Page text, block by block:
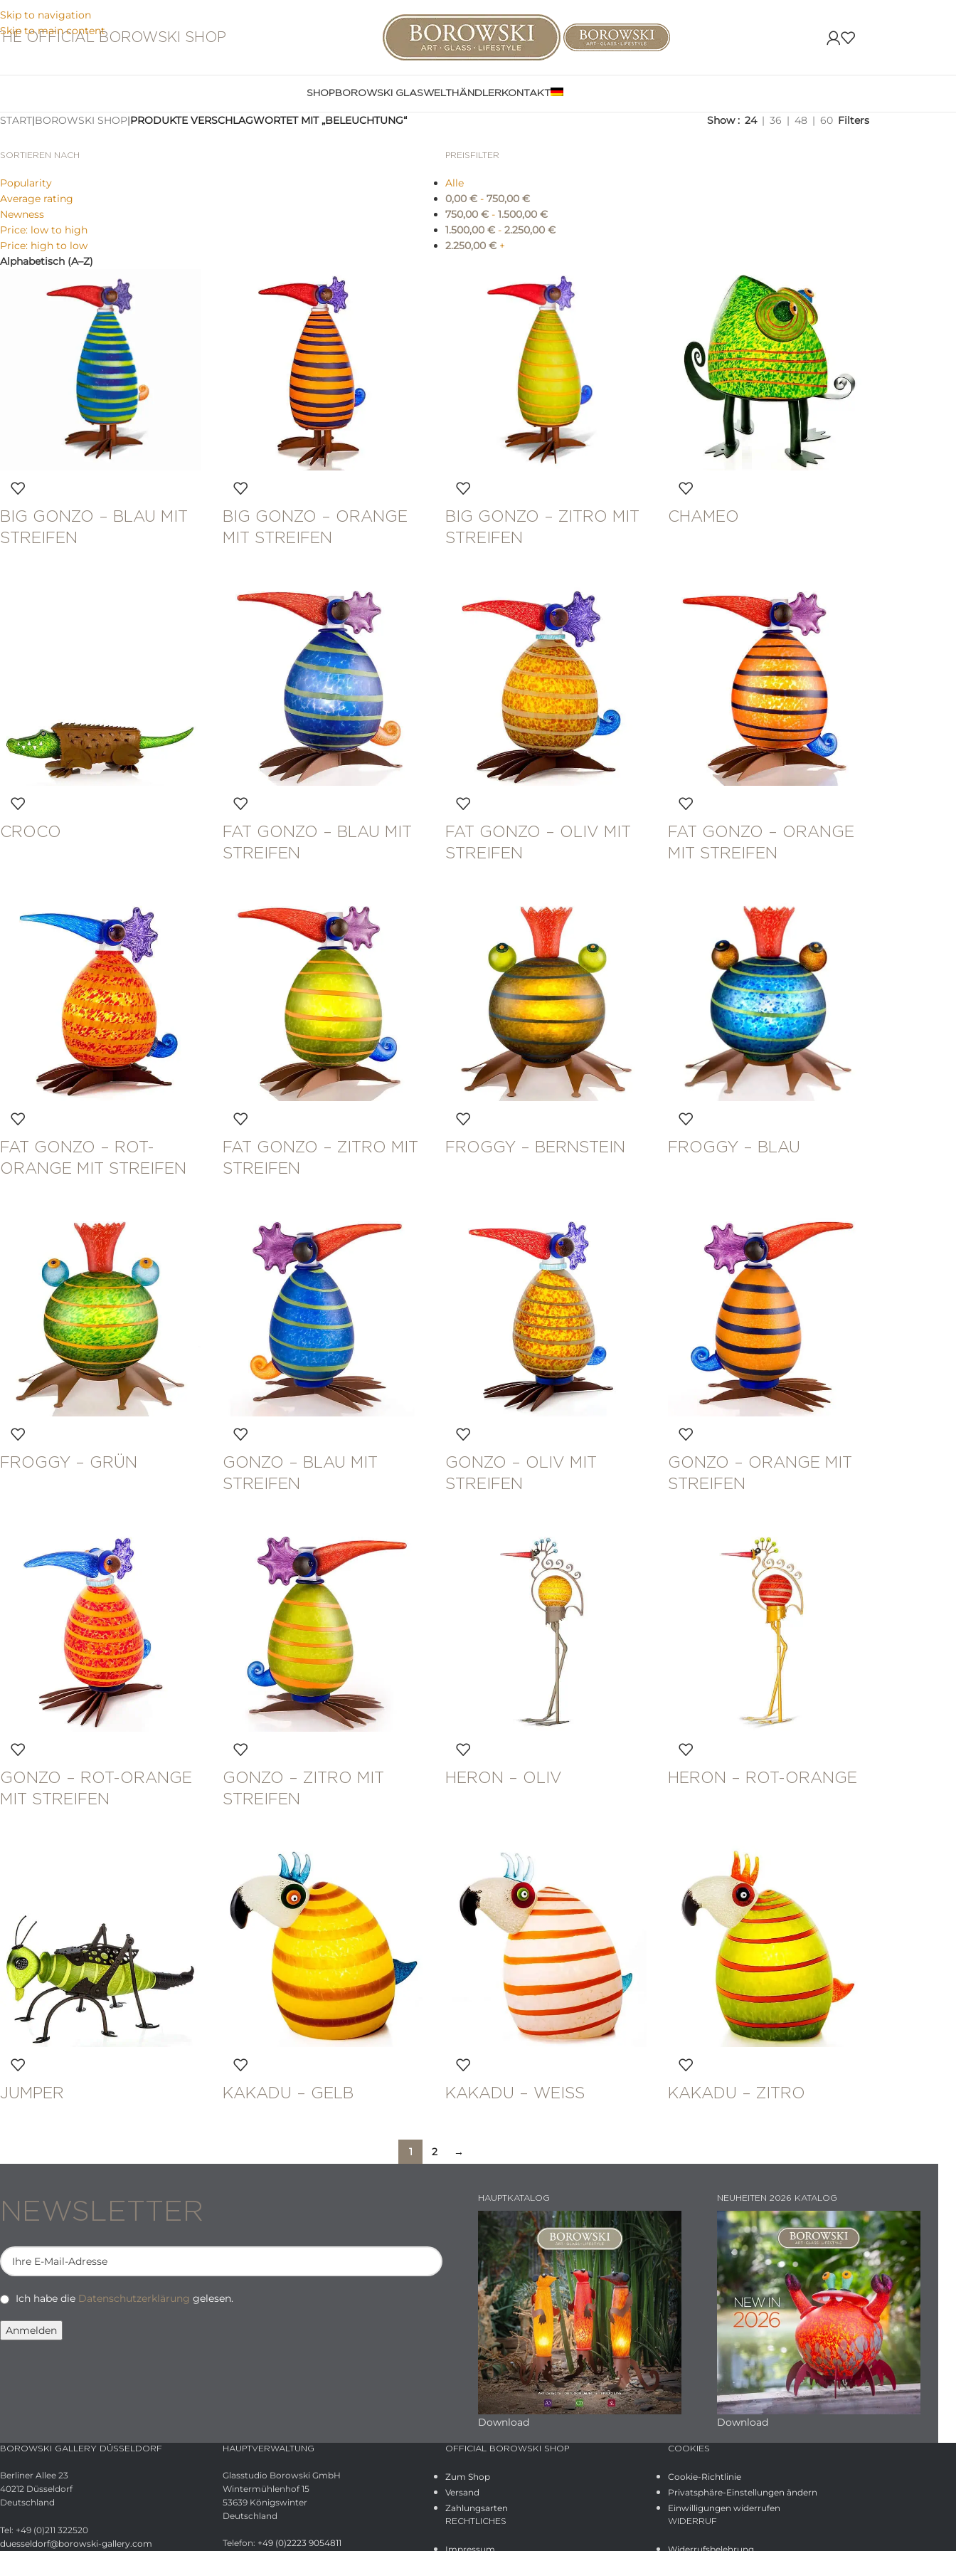
Skip to navigation
Skip to main content
OFFICIAL BOROWSKI SHOP
SHOPBOROWSKI GLASWELTHÄNDLERKONTAKT
START|BOROWSKI SHOP|PRODUKTE VERSCHLAGWORTET MIT „BELEUCHTUNG“ Show 24 36 48 60 Filters
SORTIEREN NACH
Popularity
Average rating
Newness
Price: low to high
Price: high to low
Alphabetisch (A–Z)
PREISFILTER
Alle
0,00 € - 750,00 €
750,00 € - 1.500,00 €
1.500,00 € - 2.250,00 €
2.250,00 € +
BIG GONZO – BLAU MIT
STREIFEN
BIG GONZO – ORANGE
MIT STREIFEN
BIG GONZO – ZITRO MIT
STREIFEN
CHAMEO
CROCO
FAT GONZO – BLAU MIT
STREIFEN
FAT GONZO – OLIV MIT
STREIFEN
FAT GONZO – ORANGE
MIT STREIFEN
FAT GONZO – ROT-
ORANGE MIT STREIFEN
FAT GONZO – ZITRO MIT
STREIFEN
FROGGY – BERNSTEIN FROGGY – BLAU
FROGGY – GRÜN
GONZO – BLAU MIT
STREIFEN
GONZO – OLIV MIT
STREIFEN
GONZO – ORANGE MIT
STREIFEN
GONZO – ROT-ORANGE
MIT STREIFEN
GONZO – ZITRO MIT
STREIFEN
HERON – OLIV HERON – ROT-ORANGE
JUMPER KAKADU – GELB KAKADU – WEISS KAKADU – ZITRO
1 2 →
NEWSLETTER
Ich habe die Datenschutzerklärung gelesen.
HAUPTKATALOG
Download
NEUHEITEN 2026 KATALOG
Download
BOROWSKI GALLERY DÜSSELDORF
Berliner Allee 23
40212 Düsseldorf
Deutschland
Tel: +49 (0)211 322520
duesseldorf@borowski-gallery.com
HAUPTVERWALTUNG
Glasstudio Borowski GmbH
Wintermühlenhof 15
53639 Königswinter
Deutschland
Telefon: +49 (0)2223 9054811
OFFICIAL BOROWSKI SHOP
Zum Shop
Versand
Zahlungsarten
RECHTLICHES
COOKIES
Cookie-Richtlinie
Privatsphäre-Einstellungen ändern
Einwilligungen widerrufen
WIDERRUF